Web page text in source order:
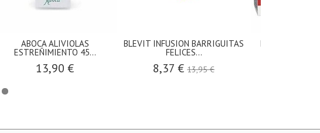
ABOCA ALIVIOLAS
ESTREÑIMIENTO 45...
13,90 €
BLEVIT INFUSION BARRIGUITAS
FELICES...
8,37 €13,95 €
DIETFORMPIC